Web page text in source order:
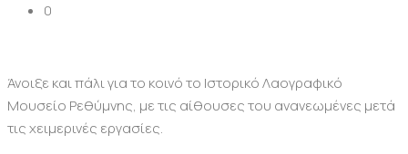
0
Άνοιξε και πάλι για το κοινό το Ιστορικό Λαογραφικό
Μουσείο Ρεθύμνης, με τις αίθουσες του ανανεωμένες μετά
τις χειμερινές εργασίες.